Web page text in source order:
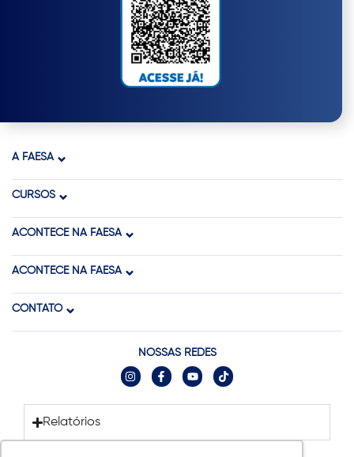
A FAESA
CURSOS
ACONTECE NA FAESA
ACONTECE NA FAESA
CONTATO
NOSSAS REDES
Relatórios